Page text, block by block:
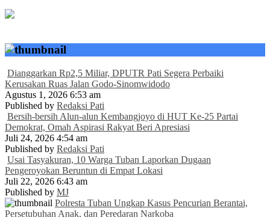
Dianggarkan Rp2,5 Miliar, DPUTR Pati Segera Perbaiki
Kerusakan Ruas Jalan Godo-Sinomwidodo
Agustus 1, 2026 6:53 am
Published by Redaksi Pati
Bersih-bersih Alun-alun Kembangjoyo di HUT Ke-25 Partai
Demokrat, Omah Aspirasi Rakyat Beri Apresiasi
Juli 24, 2026 4:54 am
Published by Redaksi Pati
Usai Tasyakuran, 10 Warga Tuban Laporkan Dugaan
Pengeroyokan Beruntun di Empat Lokasi
Juli 22, 2026 6:43 am
Published by MJ
Polresta Tuban Ungkap Kasus Pencurian Berantai,
Persetubuhan Anak, dan Peredaran Narkoba